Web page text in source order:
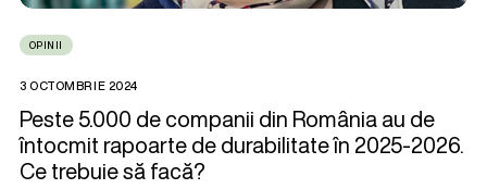
OPINII
3 OCTOMBRIE 2024
Peste 5.000 de companii din România au de
întocmit rapoarte de durabilitate în 2025-2026.
Ce trebuie să facă?